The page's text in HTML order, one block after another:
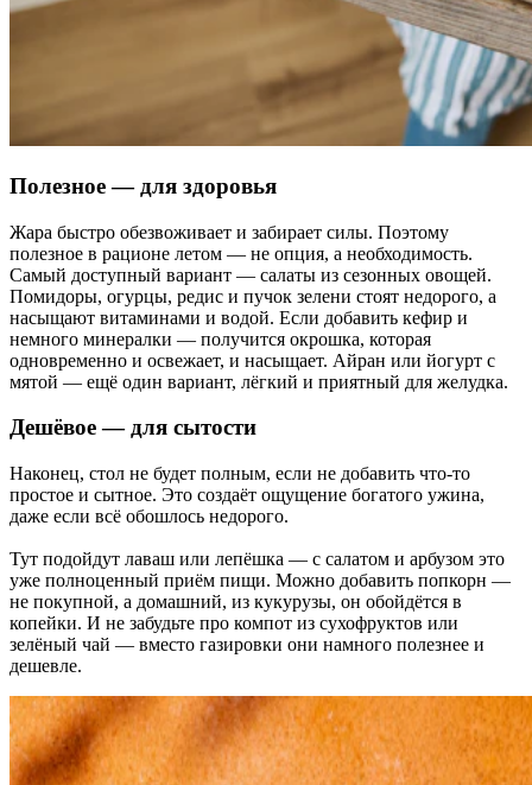
Полезное — для здоровья
Жара быстро обезвоживает и забирает силы. Поэтому
полезное в рационе летом — не опция, а необходимость.
Самый доступный вариант — салаты из сезонных овощей.
Помидоры, огурцы, редис и пучок зелени стоят недорого, а
насыщают витаминами и водой. Если добавить кефир и
немного минералки — получится окрошка, которая
одновременно и освежает, и насыщает. Айран или йогурт с
мятой — ещё один вариант, лёгкий и приятный для желудка.
Дешёвое — для сытости
Наконец, стол не будет полным, если не добавить что-то
простое и сытное. Это создаёт ощущение богатого ужина,
даже если всё обошлось недорого.
Тут подойдут лаваш или лепёшка — с салатом и арбузом это
уже полноценный приём пищи. Можно добавить попкорн —
не покупной, а домашний, из кукурузы, он обойдётся в
копейки. И не забудьте про компот из сухофруктов или
зелёный чай — вместо газировки они намного полезнее и
дешевле.